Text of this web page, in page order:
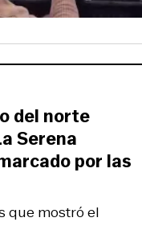
que mostró el
del norte
Serena
por las